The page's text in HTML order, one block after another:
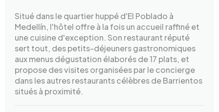
Situé dans le quartier huppé d'El Poblado à
Medellín, l'hôtel offre à la fois un accueil raffiné et
une cuisine d'exception. Son restaurant réputé
sert tout, des petits-déjeuners gastronomiques
aux menus dégustation élaborés de 17 plats, et
propose des visites organisées par le concierge
dans les autres restaurants célèbres de Barrientos
situés à proximité.